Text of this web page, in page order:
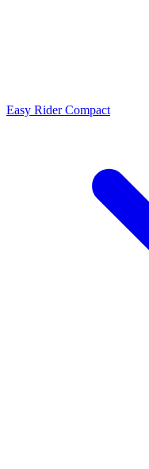
Easy Rider Compact